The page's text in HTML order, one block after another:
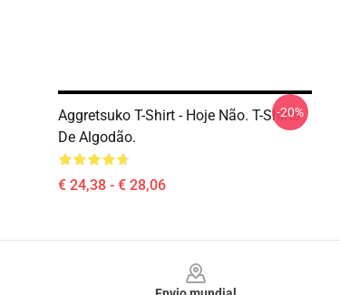
Aggretsuko T-Shirt - Hoje Não. T-Shirts
De Algodão.
€ 24,38 - € 28,06
-20%